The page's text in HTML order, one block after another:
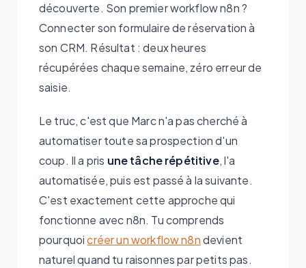
découverte. Son premier workflow n8n ?
Connecter son formulaire de réservation à
son CRM. Résultat : deux heures
récupérées chaque semaine, zéro erreur de
saisie.
Le truc, c'est que Marc n'a pas cherché à
automatiser toute sa prospection d'un
coup. Il a pris une tâche répétitive, l'a
automatisée, puis est passé à la suivante.
C'est exactement cette approche qui
fonctionne avec n8n. Tu comprends
pourquoicréer un workflow n8ndevient
naturel quand tu raisonnes par petits pas.